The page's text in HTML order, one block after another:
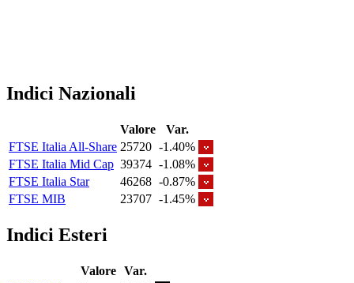
Indici Nazionali
Valore
Var.
FTSE Italia All-Share 25720 -1.40%
FTSE Italia Mid Cap 39374 -1.08%
FTSE Italia Star
46268 -0.87%
FTSE MIB
23707 -1.45%
Indici Esteri
Valore Var.